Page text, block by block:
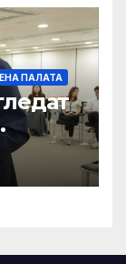
ПАЛАТА